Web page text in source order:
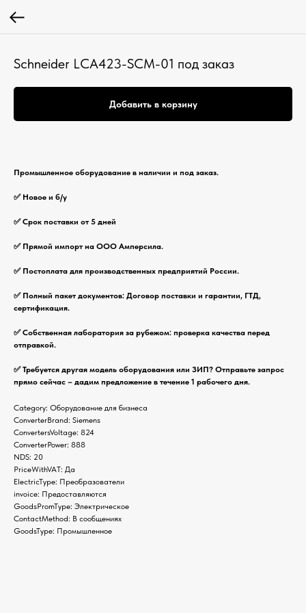
Schneider LCA423-SCM-01 под заказ
Добавить в корзину
Промышленное оборудование в наличии и под заказ.
✅ Новое и б/у
✅ Срок поставки от 5 дней
✅ Прямой импорт на ООО Амперсила.
✅ Постоплата для производственных предприятий России.
✅ Полный пакет документов: Договор поставки и гарантии, ГТД,
сертификация.
✅ Собственная лаборатория за рубежом: проверка качества перед
отправкой.
✅ Требуется другая модель оборудования или ЗИП? Отправьте запрос
прямо сейчас – дадим предложение в течение 1 рабочего дня.
Category: Оборудование для бизнеса
ConverterBrand: Siemens
ConvertersVoltage: 824
ConverterPower: 888
NDS: 20
PriceWithVAT: Да
ElectricType: Преобразователи
invoice: Предоставляются
GoodsPromType: Электрическое
ContactMethod: В сообщениях
GoodsType: Промышленное